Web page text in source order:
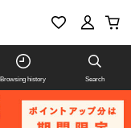
Browsing history Search